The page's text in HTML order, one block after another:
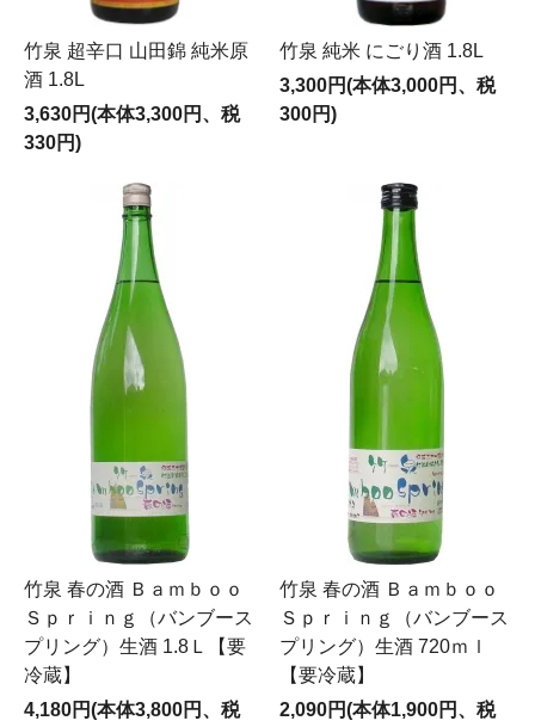
竹泉 超辛口 山田錦 純米原
酒 1.8L
3,630円(本体3,300円、税
330円)
竹泉 純米 にごり酒 1.8L
3,300円(本体3,000円、税
300円)
竹泉 春の酒 Ｂａｍｂｏｏ
Ｓｐｒｉｎｇ（バンブース
プリング）生酒 1.8Ｌ【要
冷蔵】
4,180円(本体3,800円、税
竹泉 春の酒 Ｂａｍｂｏｏ
Ｓｐｒｉｎｇ（バンブース
プリング）生酒 720ｍｌ
【要冷蔵】
2,090円(本体1,900円、税